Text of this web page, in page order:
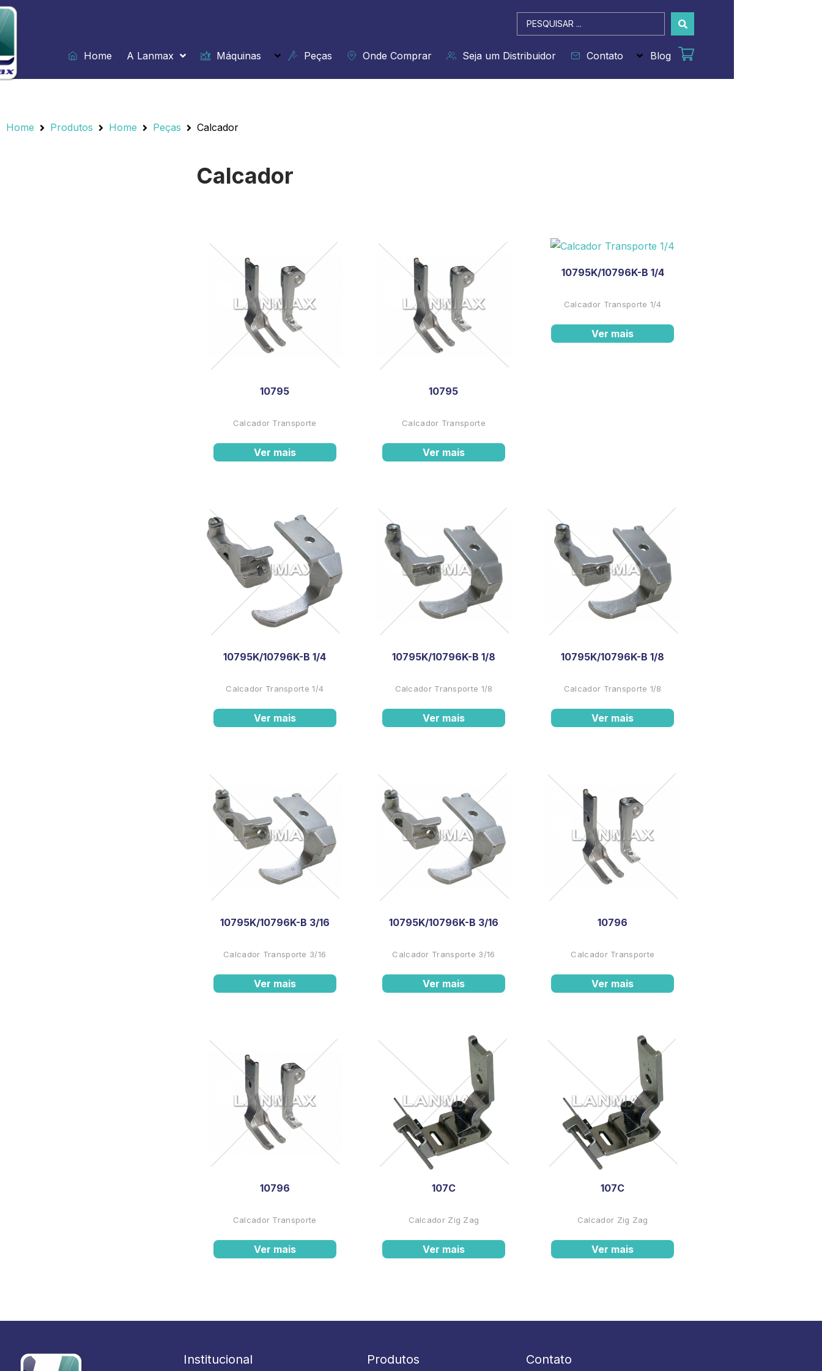
Ir
para
o
conteúdo
Pesquisar
...
Home
A Lanmax Máquinas Peças Onde Comprar Seja um Distribuidor Contato Blog
Home Produtos / Home / Peças / Calcador
Home Produtos Home Peças Calcador
Calcador
10795
Calcador Transporte
Ver mais
10795
Calcador Transporte
Ver mais
10795K/10796K-B 1/4
Calcador Transporte 1/4
Ver mais
10795K/10796K-B 1/4
Calcador Transporte 1/4
Ver mais
10795K/10796K-B 1/8
Calcador Transporte 1/8
Ver mais
10795K/10796K-B 1/8
Calcador Transporte 1/8
Ver mais
10795K/10796K-B 3/16
Calcador Transporte 3/16
Ver mais
10795K/10796K-B 3/16
Calcador Transporte 3/16
Ver mais
10796
Calcador Transporte
Ver mais
10796
Calcador Transporte
Ver mais
107C
Calcador Zig Zag
Ver mais
107C
Calcador Zig Zag
Ver mais
Institucional Produtos Contato